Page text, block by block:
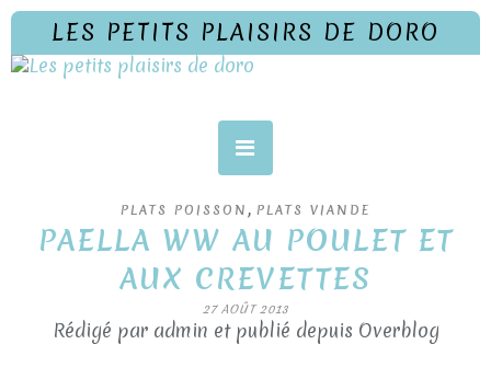
LES PETITS PLAISIRS DE DORO
PLATS POISSON , PLATS VIANDE
PAELLA WW AU POULET ET
AUX CREVETTES
27 AOÛT 2013
Rédigé par admin et publié depuis Overblog